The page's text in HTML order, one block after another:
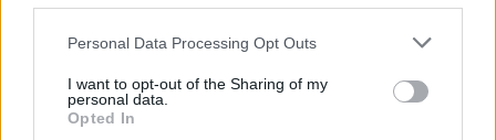
Please note that this website/app uses one or more Google
not limited to your visit or usage behaviour. You may click to
grant or deny consent to Google and its third-party tags to
use your data for below specified purposes in below Google
Personal Data Processing Opt Outs
I want to opt-out of the Sharing of my
personal data.
Opted In